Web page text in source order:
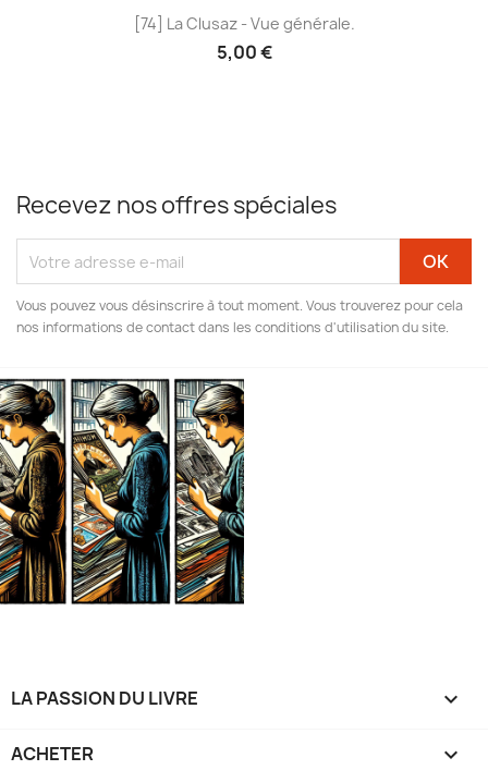
[74] La Clusaz - Vue générale.
5,00 €
Recevez nos offres spéciales
Vous pouvez vous désinscrire à tout moment. Vous trouverez pour cela
nos informations de contact dans les conditions d'utilisation du site.
LA PASSION DU LIVRE 
ACHETER 